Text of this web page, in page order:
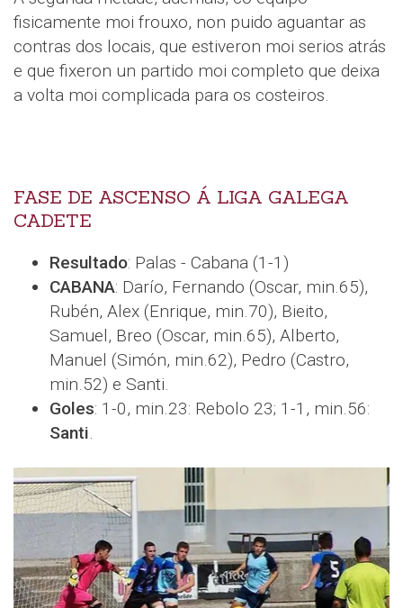
fisicamente moi frouxo, non puido aguantar as
contras dos locais, que estiveron moi serios atrás
e que fixeron un partido moi completo que deixa
a volta moi complicada para os costeiros.
FASE DE ASCENSO Á LIGA GALEGA
CADETE
Resultado: Palas - Cabana (1-1)
CABANA: Darío, Fernando (Oscar, min.65),
Rubén, Alex (Enrique, min.70), Bieito,
Samuel, Breo (Oscar, min.65), Alberto,
Manuel (Simón, min.62), Pedro (Castro,
min.52) e Santi.
Goles: 1-0, min.23: Rebolo 23; 1-1, min.56:
Santi.